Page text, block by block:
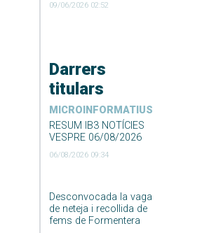
09/06/2026 02:52
Darrers
titulars
MICROINFORMATIUS
RESUM IB3 NOTÍCIES
VESPRE 06/08/2026
06/08/2026 09:34
Desconvocada la vaga
de neteja i recollida de
fems de Formentera